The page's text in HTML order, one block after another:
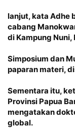
lanjut, kata Adhe
cabang
di Kampung Nuni,
Simposium dan
paparan materi,
Sementara itu,
Provinsi Papua
mengatakan
global.